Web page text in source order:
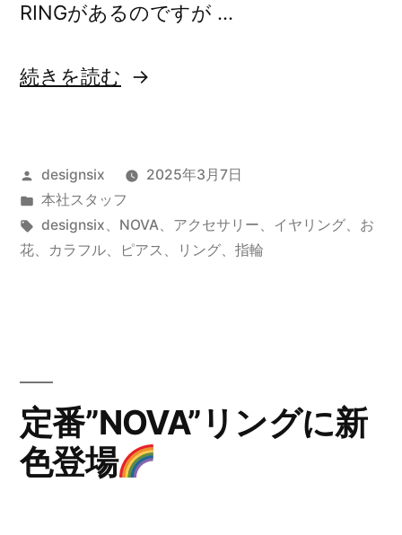
RINGがあるのですが …
“NOVA
NOVA”
の
続きを読む
投
稿
者:
designsix
2025年3月7日
カ
テ
ゴ
本社スタッフ
タ
グ:
designsix、 NOVA、 アクセサリー、 イヤリング、 お
花、 カラフル、 ピアス 、 リング、 指輪
定番”NOVA”リングに新
色登場